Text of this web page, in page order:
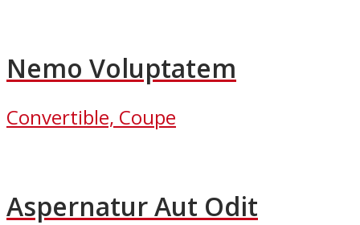
Nemo Voluptatem
Convertible, Coupe
Aspernatur Aut Odit